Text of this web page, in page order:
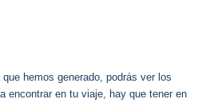
hemos generado, podrás ver los
encontrar en tu viaje, hay que tener en